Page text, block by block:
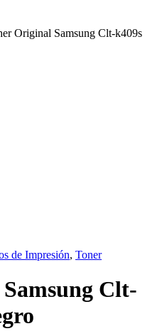
Original Samsung Clt-k409s
de Impresión, Toner
Clt-